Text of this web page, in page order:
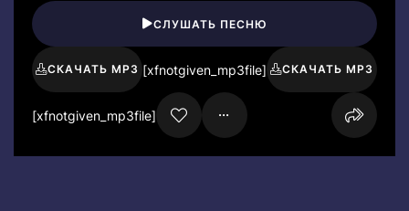
СЛУШАТЬ ПЕСНЮ
СКАЧАТЬ MP3 [xfnotgiven_mp3file] СКАЧАТЬ MP3
[xfnotgiven_mp3file]